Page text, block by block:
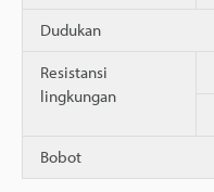
Dudukan
Resistansi
lingkungan
Bobot